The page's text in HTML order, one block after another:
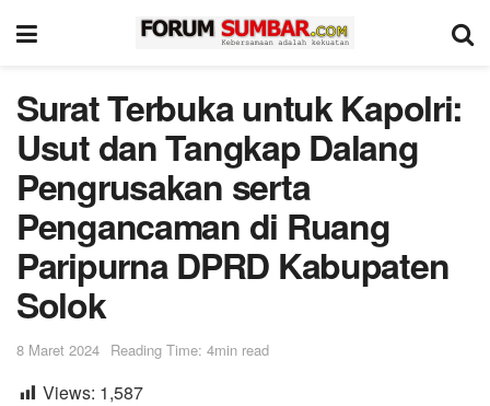
Surat Terbuka untuk Kapolri:
Usut dan Tangkap Dalang
Pengrusakan serta
Pengancaman di Ruang
Paripurna DPRD Kabupaten
Solok
8 Maret 2024 Reading Time: 4min read
Views: 1,587